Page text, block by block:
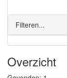
Filteren...
Overzicht